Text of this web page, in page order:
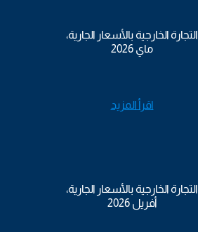
التجارة الخارجية بالأسعار الجارية،
ماي 2026
اقرأ المزيد
التجارة الخارجية بالأسعار الجارية،
أفريل 2026